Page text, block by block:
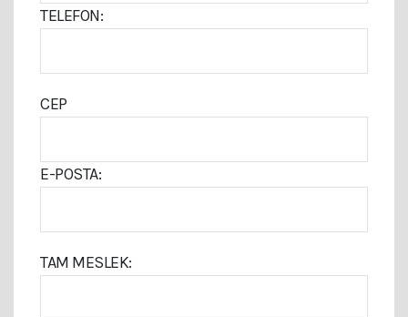
TELEFON:
CEP
E-POSTA:
TAM MESLEK: